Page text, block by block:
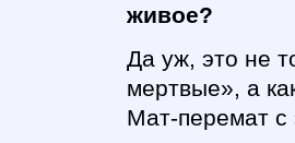
живое?
Да уж, это не
мертвые», а
Мат-перемат с